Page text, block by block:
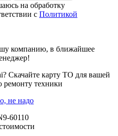
на обработку
с Политикой
компанию, в ближайшее
Скачайте карту ТО для вашей
ремонту техники
не надо
60110